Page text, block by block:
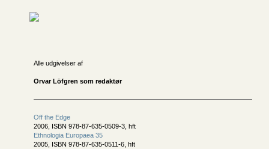
Alle udgivelser af
Orvar Löfgren som redaktør
Off the Edge
2006, ISBN 978-87-635-0509-3, hft
Ethnologia Europaea 35
2005, ISBN 978-87-635-0511-6, hft